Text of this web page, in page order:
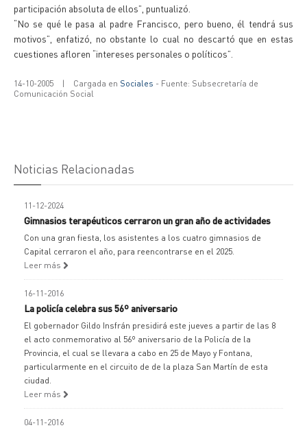
participación absoluta de ellos”, puntualizó.
“No se qué le pasa al padre Francisco, pero bueno, él tendrá sus
motivos”, enfatizó, no obstante lo cual no descartó que en estas
cuestiones afloren “intereses personales o políticos”.
14-10-2005 | Cargada en Sociales - Fuente: Subsecretaría de
Comunicación Social
Noticias Relacionadas
11-12-2024
Gimnasios terapéuticos cerraron un gran año de actividades
Con una gran fiesta, los asistentes a los cuatro gimnasios de
Capital cerraron el año, para reencontrarse en el 2025.
Leer más
16-11-2016
La policía celebra sus 56º aniversario
El gobernador Gildo Insfrán presidirá este jueves a partir de las 8
el acto conmemorativo al 56º aniversario de la Policía de la
Provincia, el cual se llevara a cabo en 25 de Mayo y Fontana,
particularmente en el circuito de de la plaza San Martín de esta
ciudad.
Leer más
04-11-2016